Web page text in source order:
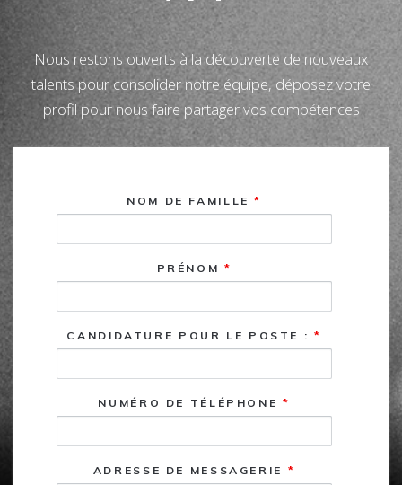
Nous restons ouverts à la découverte de nouveaux
talents pour consolider notre équipe, déposez votre
profil pour nous faire partager vos compétences
NOM DE FAMILLE*
PRÉNOM *
CANDIDATURE POUR LE POSTE : *
NUMÉRO DE TÉLÉPHONE *
ADRESSE DE MESSAGERIE *